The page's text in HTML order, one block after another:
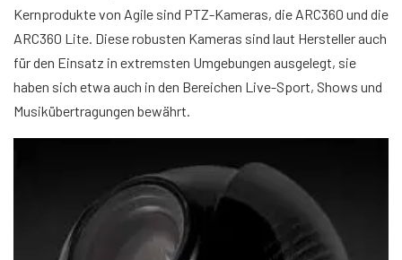
Kernprodukte von Agile sind PTZ-Kameras, die ARC360 und die
ARC360 Lite. Diese robusten Kameras sind laut Hersteller auch
für den Einsatz in extremsten Umgebungen ausgelegt, sie
haben sich etwa auch in den Bereichen Live-Sport, Shows und
Musikübertragungen bewährt.